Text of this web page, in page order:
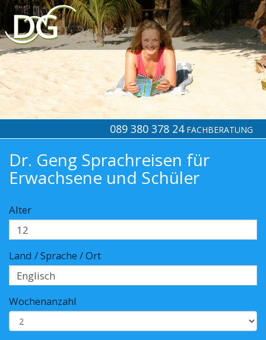
089 380 378 24 FACHBERATUNG
Dr. Geng Sprachreisen für
Erwachsene und Schüler
Alter
Land / Sprache / Ort
Wochenanzahl